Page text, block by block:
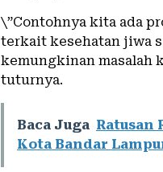
\”Contohnya kita ada
terkait kesehatan jiwa
kemungkinan masalah
tuturnya.
Baca Juga Ratusan
Kota Bandar